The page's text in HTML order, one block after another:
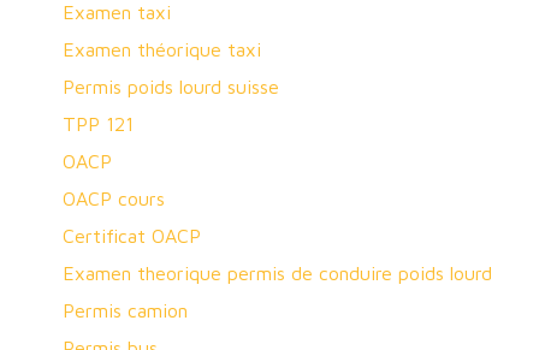
Examen taxi
Examen théorique taxi
Permis poids lourd suisse
TPP 121
OACP
OACP cours
Certificat OACP
Examen theorique permis de conduire poids lourd
Permis camion